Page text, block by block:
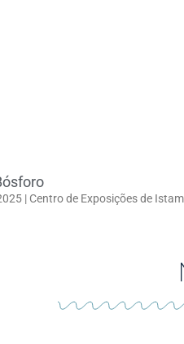
| Centro de Exposições de